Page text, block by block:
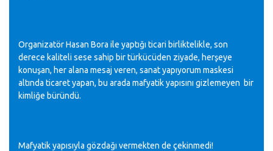
Organizatör Hasan Bora ile yaptığı ticari birliktelikle, son
derece kaliteli sese sahip bir türkücüden ziyade, herşeye
konuşan, her alana mesaj veren, sanat yapıyorum maskesi
altında ticaret yapan, bu arada mafyatik yapısını gizlemeyen bir
kimliğe büründü.
Mafyatik yapısıyla gözdağı vermekten de çekinmedi!